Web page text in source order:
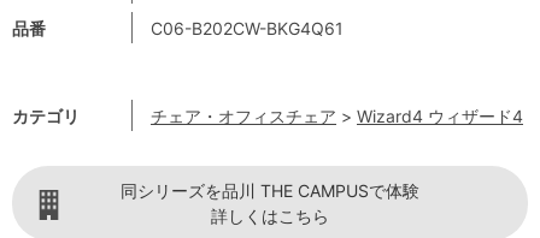
品番
C06-B202CW-BKG4Q61
カテゴリ チェア・オフィスチェア > Wizard4 ウィザード4
同シリーズを品川 THE CAMPUSで体験
詳しくはこちら